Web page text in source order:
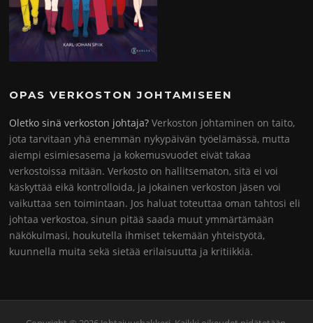
OPAS VERKOSTON JOHTAMISEEN
Oletko sinä verkoston johtaja? Verkoston johtaminen on taito,
jota tarvitaan yhä enemmän nykypäivän työelämässä, mutta
aiempi esimiesasema ja kokemusvuodet eivät takaa
verkostoissa mitään. Verkosto on hallitsematon, sitä ei voi
käskyttää eikä kontrolloida, ja jokainen verkoston jäsen voi
vaikuttaa sen toimintaan. Jos haluat toteuttaa oman tahtosi eli
johtaa verkostoa, sinun pitää saada muut ymmärtämään
näkökulmasi, houkutella ihmiset tekemään yhteistyötä,
kuunnella muita sekä sietää erilaisuutta ja kritiikkiä.